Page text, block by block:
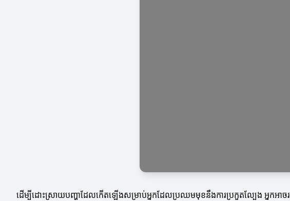
ដើម្បីដោះស្រាយបញ្ហាដែលកើតឡើងសម្រាប់អ្នកដែលប្រឈមមុខនឹងការប្រកួតល្បែង អ្នកអ